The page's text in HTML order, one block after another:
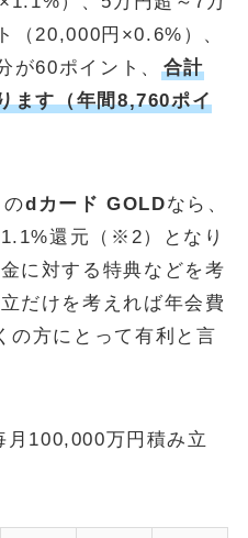
（20,000円×0.6%）、
が60ポイント、
合計
ます（年間8,760ポイ
のdカード GOLDなら、
還元（※2）となり
に対する特典などを考
だけを考えれば年会費
の方にとって有利と言
月100,000万円積み立